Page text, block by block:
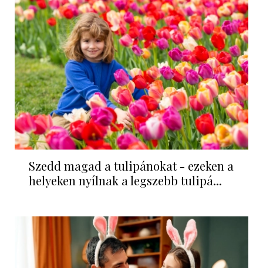
Szedd magad a tulipánokat - ezeken a
helyeken nyílnak a legszebb tulipá...